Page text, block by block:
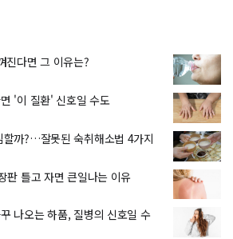
진다면 그 이유는?
'이 질환' 신호일 수도
할까?…잘못된 숙취해소법 4가지
틀고 자면 큰일나는 이유
나오는 하품, 질병의 신호일 수